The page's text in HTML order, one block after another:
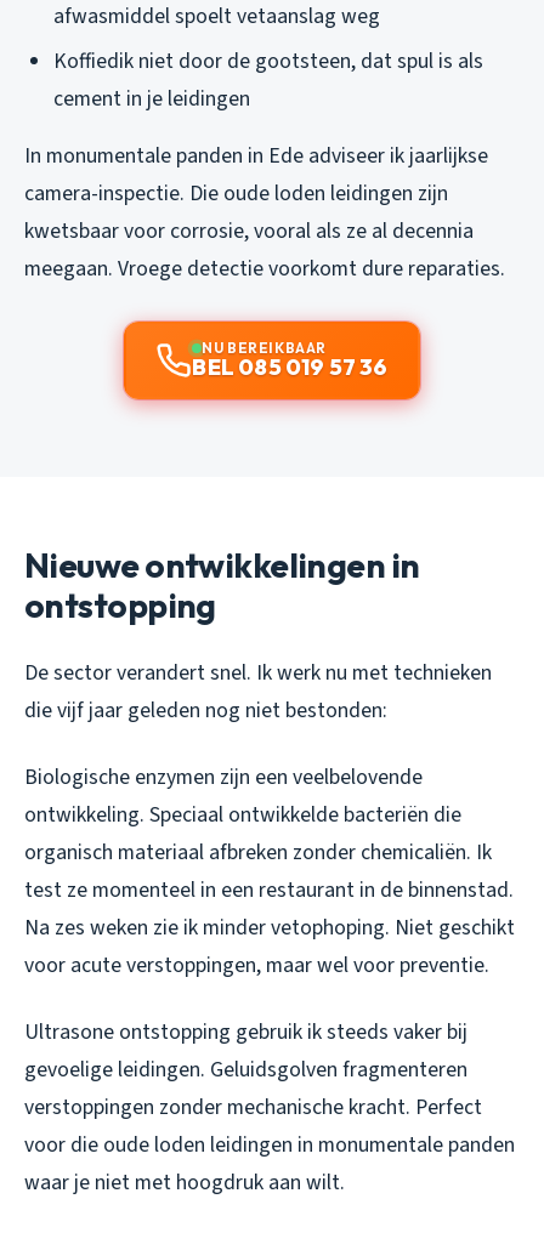
afwasmiddel spoelt vetaanslag weg
Koffiedik niet door de gootsteen, dat spul is als
cement in je leidingen
In monumentale panden in Ede adviseer ik jaarlijkse
camera-inspectie. Die oude loden leidingen zijn
kwetsbaar voor corrosie, vooral als ze al decennia
meegaan. Vroege detectie voorkomt dure reparaties.
NU BEREIKBAAR
BEL 085 019 57 36
Nieuwe ontwikkelingen in
ontstopping
De sector verandert snel. Ik werk nu met technieken
die vijf jaar geleden nog niet bestonden:
Biologische enzymen zijn een veelbelovende
ontwikkeling. Speciaal ontwikkelde bacteriën die
organisch materiaal afbreken zonder chemicaliën. Ik
test ze momenteel in een restaurant in de binnenstad.
Na zes weken zie ik minder vetophoping. Niet geschikt
voor acute verstoppingen, maar wel voor preventie.
Ultrasone ontstopping gebruik ik steeds vaker bij
gevoelige leidingen. Geluidsgolven fragmenteren
verstoppingen zonder mechanische kracht. Perfect
voor die oude loden leidingen in monumentale panden
waar je niet met hoogdruk aan wilt.